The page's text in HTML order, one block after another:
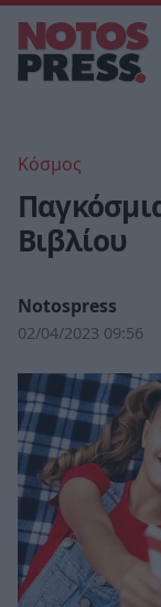
Κόσμος
Βιβλίου
Notospress
02/04/2023 09:56